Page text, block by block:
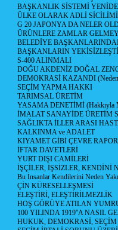
BAŞKANLIK SİSTEMİ
ÜLKE OLARAK ADLİ
G 20 JAPONYA DA NELER
ÜRÜNLERE ZAMLAR
BELEDİYE
BAŞKANLARIN
S-400 ALINMALI
DOĞU AKDENİZ DOĞAL
DEMOKRASİ KAZANDI (Neden
SEÇİM YAPMA HAKKI
TARIMSAL ÜRETİM
YASAMA DENETİMİ (Hakkıyla
İMALAT SANAYİDE ÜRETİM
SAĞLIKTA İLLER ARASI
KALKINMA ve ADALET
KIYAMET GİBİ ÇEVRE
İFTAR DAVETLERİ
YURT DIŞI CAMİLERİ
İŞÇİLER, İŞSİZLER, KENDİNİ
Bu İnsanlar Kendilerini Neden
ÇİN KÜRESELLEŞMESİ
ELEŞTİRİ, ELEŞTİRİLMEZLİK
HOŞ GÖRÜYE ATILAN
100 YILINDA 1919''A NASIL
HUKUK, DEMOKRASİ, SEÇİM